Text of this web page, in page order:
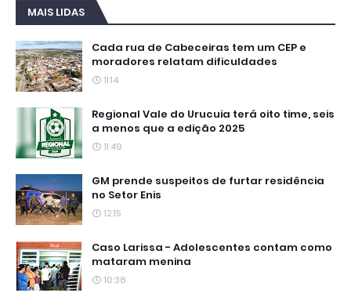
MAIS LIDAS
Cada rua de Cabeceiras tem um CEP e
moradores relatam dificuldades
11:14
Regional Vale do Urucuia terá oito time, seis
a menos que a edição 2025
11:49
GM prende suspeitos de furtar residência
no Setor Enis
12:15
Caso Larissa - Adolescentes contam como
mataram menina
10:38